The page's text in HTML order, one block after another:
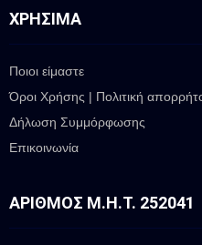
ΧΡΉΣΙΜΑ
Ποιοι είμαστε
Όροι Χρήσης | Πολιτική
Δήλωση Συμμόρφωσης
Επικοινωνία
ΑΡΙΘΜΌΣ Μ.Η.Τ. 252041